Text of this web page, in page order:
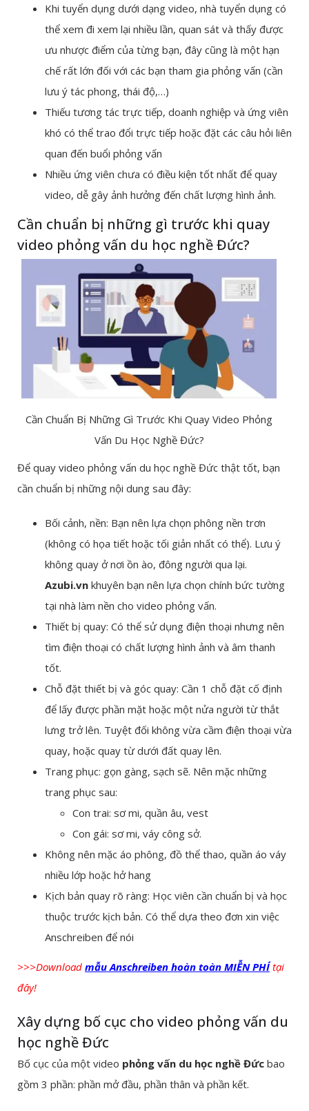
Khi tuyển dụng dưới dạng video, nhà tuyển dụng có
thể xem đi xem lại nhiều lần, quan sát và thấy được
ưu nhược điểm của từng bạn, đây cũng là một hạn
chế rất lớn đối với các bạn tham gia phỏng vấn (cần
lưu ý tác phong, thái độ,…)
Thiếu tương tác trực tiếp, doanh nghiệp và ứng viên
khó có thể trao đổi trực tiếp hoặc đặt các câu hỏi liên
quan đến buổi phỏng vấn
Nhiều ứng viên chưa có điều kiện tốt nhất để quay
video, dễ gây ảnh hưởng đến chất lượng hình ảnh.
Cần chuẩn bị những gì trước khi quay
video phỏng vấn du học nghề Đức?
Cần Chuẩn Bị Những Gì Trước Khi Quay Video Phỏng
Vấn Du Học Nghề Đức?
Để quay video phỏng vấn du học nghề Đức thật tốt, bạn
cần chuẩn bị những nội dung sau đây:
Bối cảnh, nền: Bạn nên lựa chọn phông nền trơn
(không có họa tiết hoặc tối giản nhất có thể). Lưu ý
không quay ở nơi ồn ào, đông người qua lại.
Azubi.vn khuyên bạn nên lựa chọn chính bức tường
tại nhà làm nền cho video phỏng vấn.
Thiết bị quay: Có thể sử dụng điện thoại nhưng nên
tìm điện thoại có chất lượng hình ảnh và âm thanh
tốt.
Chỗ đặt thiết bị và góc quay: Cần 1 chỗ đặt cố định
để lấy được phần mặt hoặc một nửa người từ thắt
lưng trở lên. Tuyệt đối không vừa cầm điện thoại vừa
quay, hoặc quay từ dưới đất quay lên.
Trang phục: gọn gàng, sạch sẽ. Nên mặc những
trang phục sau:
Con trai: sơ mi, quần âu, vest
Con gái: sơ mi, váy công sở.
Không nên mặc áo phông, đồ thể thao, quần áo váy
nhiều lớp hoặc hở hang
Kịch bản quay rõ ràng: Học viên cần chuẩn bị và học
thuộc trước kịch bản. Có thể dựa theo đơn xin việc
Anschreiben để nói
>>>Download mẫu Anschreiben hoàn toàn MIỄN PHÍ tại
đây!
Xây dựng bố cục cho video phỏng vấn du
học nghề Đức
Bố cục của một video phỏng vấn du học nghề Đức bao
gồm 3 phần: phần mở đầu, phần thân và phần kết.